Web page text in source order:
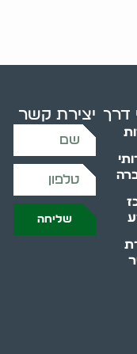
דרך יצירת קשר
שליחה